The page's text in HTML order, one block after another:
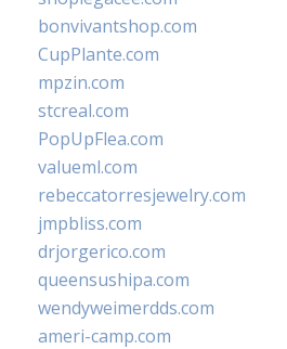
bonvivantshop.com
CupPlante.com
mpzin.com
stcreal.com
PopUpFlea.com
valueml.com
rebeccatorresjewelry.com
jmpbliss.com
drjorgerico.com
queensushipa.com
wendyweimerdds.com
ameri-camp.com